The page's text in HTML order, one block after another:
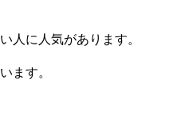
人に人気があります。
ます。